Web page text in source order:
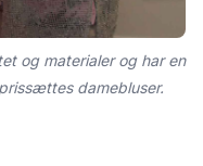
og materialer og har en
damebluser.